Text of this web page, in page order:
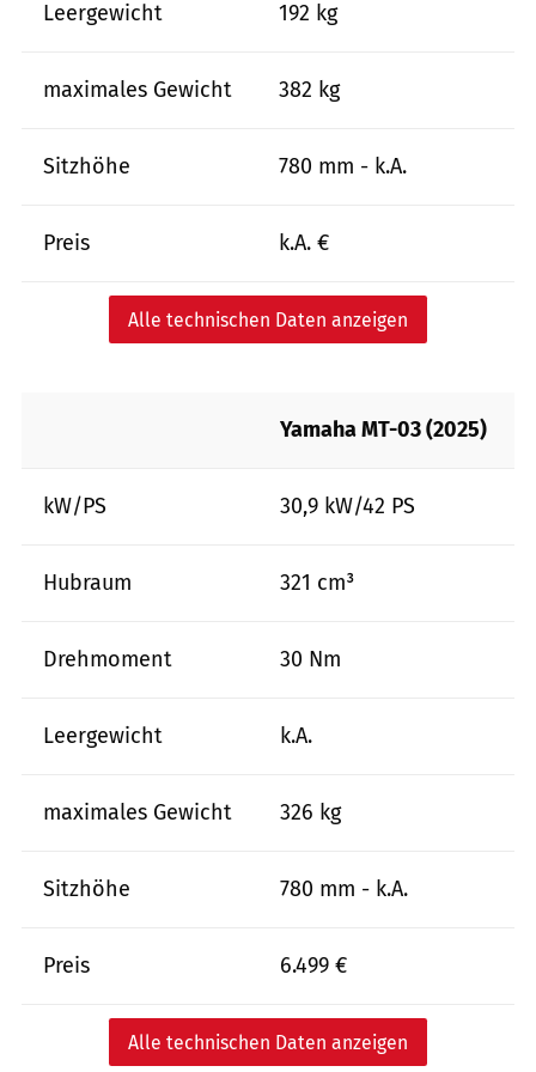
Leergewicht 192 kg
maximales Gewicht 382 kg
Sitzhöhe 780 mm - k.A.
Preis k.A. €
Alle technischen Daten anzeigen
Yamaha MT-03 (2025)
kW/PS 30,9 kW/42 PS
Hubraum 321 cm³
Drehmoment 30 Nm
Leergewicht k.A.
maximales Gewicht 326 kg
Sitzhöhe 780 mm - k.A.
Preis 6.499 €
Alle technischen Daten anzeigen